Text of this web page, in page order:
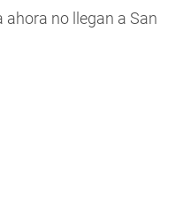
no llegan a San